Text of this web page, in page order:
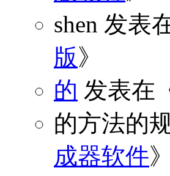
shen 发表
版》
的 发表在
的方法的
成器软件》